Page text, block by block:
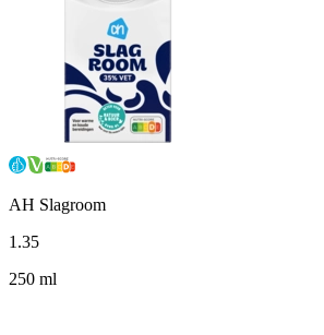
AH Slagroom
1 .35
250 ml